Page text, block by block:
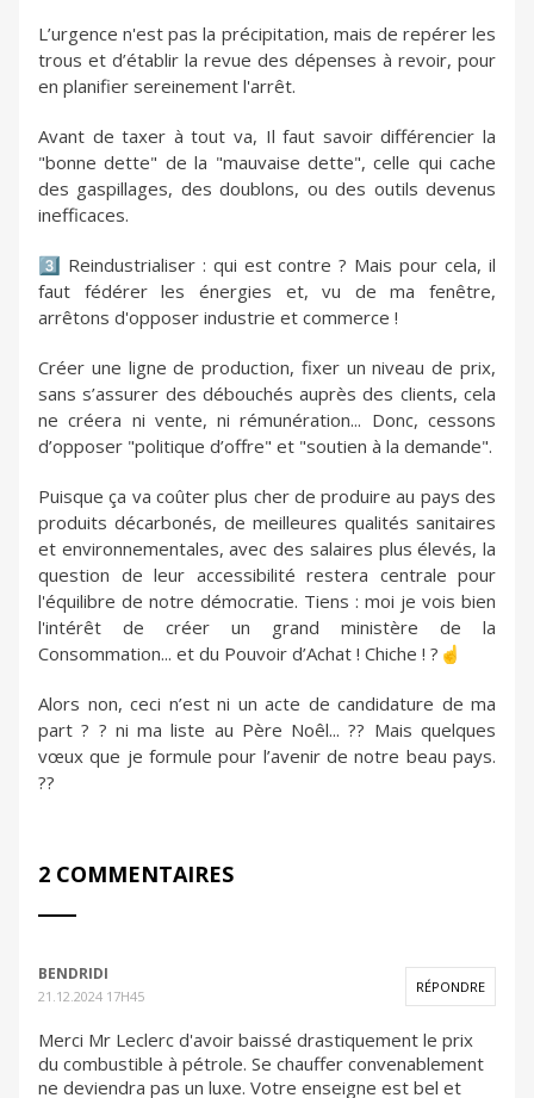
L’urgence n'est pas la précipitation, mais de repérer les
trous et d’établir la revue des dépenses à revoir, pour
en planifier sereinement l'arrêt.
Avant de taxer à tout va, Il faut savoir différencier la
"bonne dette" de la "mauvaise dette", celle qui cache
des gaspillages, des doublons, ou des outils devenus
inefficaces.
3️⃣ Reindustrialiser : qui est contre ? Mais pour cela, il
faut fédérer les énergies et, vu de ma fenêtre,
arrêtons d'opposer industrie et commerce !
Créer une ligne de production, fixer un niveau de prix,
sans s’assurer des débouchés auprès des clients, cela
ne créera ni vente, ni rémunération... Donc, cessons
d’opposer "politique d’offre" et "soutien à la demande".
Puisque ça va coûter plus cher de produire au pays des
produits décarbonés, de meilleures qualités sanitaires
et environnementales, avec des salaires plus élevés, la
question de leur accessibilité restera centrale pour
l'équilibre de notre démocratie. Tiens : moi je vois bien
l'intérêt de créer un grand ministère de la
Consommation... et du Pouvoir d’Achat ! Chiche ! ?☝️
Alors non, ceci n’est ni un acte de candidature de ma
part ? ? ni ma liste au Père Noêl... ?? Mais quelques
vœux que je formule pour l’avenir de notre beau pays.
??
2 COMMENTAIRES
BENDRIDI
21.12.2024 17H45
RÉPONDRE
Merci Mr Leclerc d'avoir baissé drastiquement le prix
du combustible à pétrole. Se chauffer convenablement
ne deviendra pas un luxe. Votre enseigne est bel et